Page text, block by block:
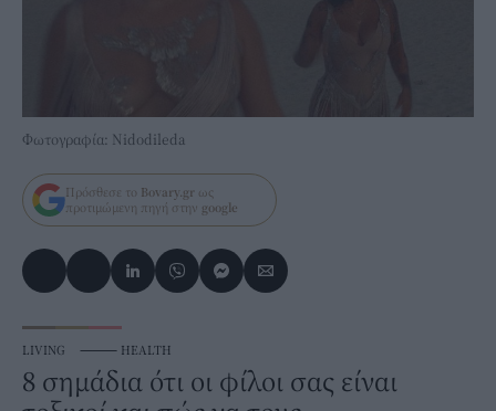
Φωτογραφία: Nidodileda
Πρόσθεσε το Bovary.gr ως
προτιμώμενη πηγή στην google
LIVING ⸻ HEALTH
8 σημάδια ότι οι φίλοι σας είναι